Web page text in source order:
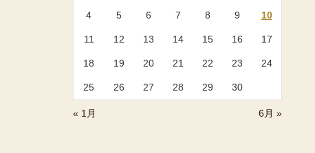
4 5 6 7 8 9 10
11 12 13 14 15 16 17
18 19 20 21 22 23 24
25 26 27 28 29 30
« 1月 6月 »